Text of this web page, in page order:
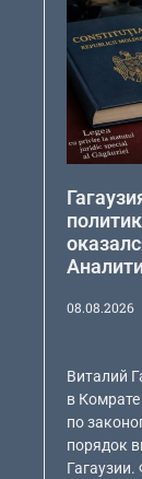
08.08.2026
Виталий
в
по
порядок